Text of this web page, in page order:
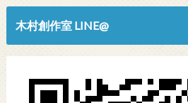
木村創作室 LINE@